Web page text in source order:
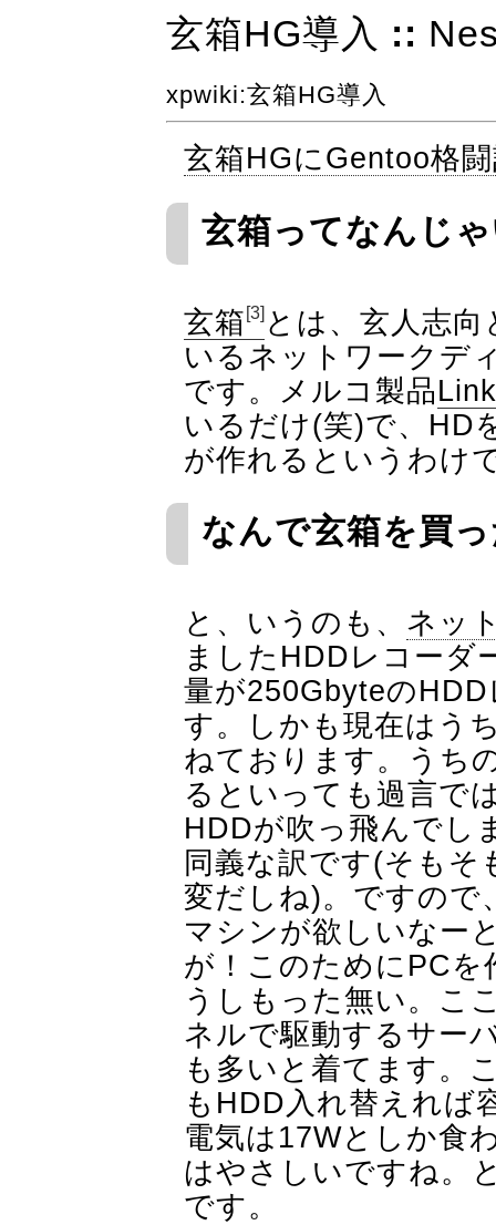
玄箱HG導入 ::
xpwiki:玄箱HG導入
玄箱HGにGentoo格
玄箱ってなんじ
玄箱 [3]とは、玄人志
いるネットワークデ
です。メルコ製品
いるだけ(笑)で、HD
が作れるというわけ
なんで玄箱を買
と、いうのも、 ネッ
ましたHDDレコーダ
量が250Gbyteの
す。しかも現在はう
ねております。うち
るといっても過言で
HDDが吹っ飛んでし
同義な訳です(そも
変だしね)。ですので
マシンが欲しいなー
が！このためにPCを
うしもった無い。こ
ネルで駆動するサー
も多いと着てます。
もHDD入れ替えれば
電気は17Wとしか食
はやさしいですね。
です。